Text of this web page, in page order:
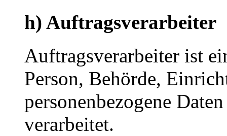
h) Auftragsverarbeiter
Auftragsverarbeiter ist
Person, Behörde,
personenbezogene
verarbeitet.